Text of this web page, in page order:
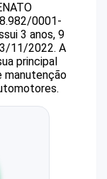
0001-
3 anos, 9
11/2022. A
principal
manutenção